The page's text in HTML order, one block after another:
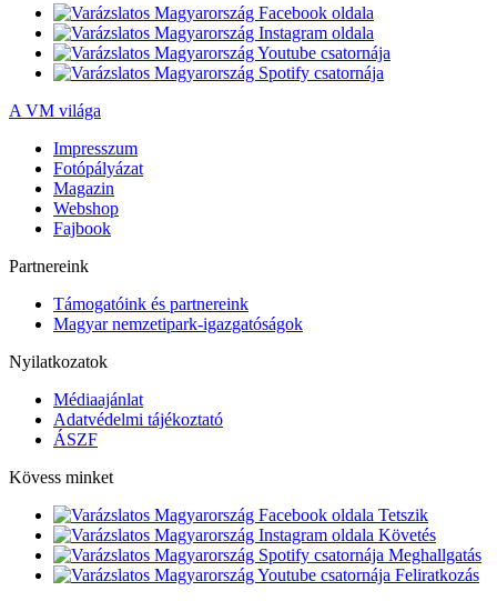
A VM világa
Impresszum
Fotópályázat
Magazin
Webshop
Fajbook
Partnereink
Támogatóink és partnereink
Magyar nemzetipark-igazgatóságok
Nyilatkozatok
Médiaajánlat
Adatvédelmi tájékoztató
ÁSZF
Kövess minket
Tetszik
Követés
Meghallgatás
Feliratkozás